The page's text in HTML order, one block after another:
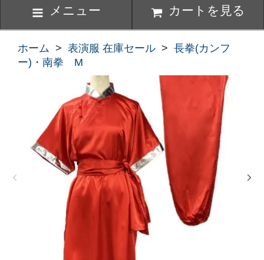
メニュー カートを見る
ホーム > 表演服 在庫セール > 長拳(カンフ
ー)・南拳 M